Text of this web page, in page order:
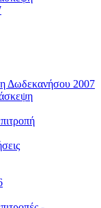
Δωδεκανήσου 2007